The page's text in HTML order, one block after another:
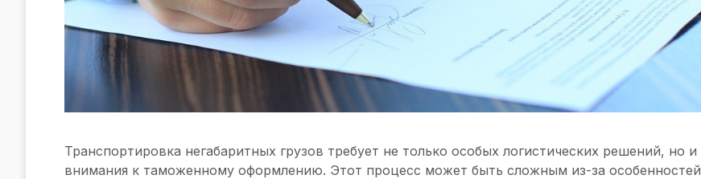
Транспортировка негабаритных грузов требует не только особых логистических решений, но и
внимания к таможенному оформлению. Этот процесс может быть сложным из-за особенностей